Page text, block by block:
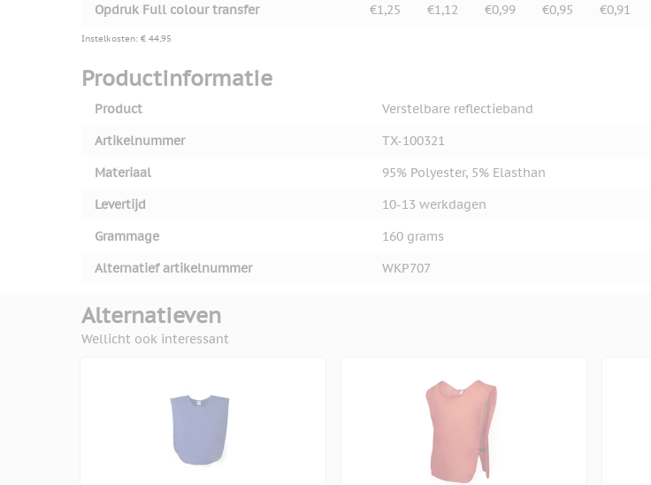
Opdruk Full colour transfer
€1,25 €1,12 €0,99 €0,95 €0,91
Instelkosten: € 44,95
Productinformatie
Product
Verstelbare reflectieband
Artikelnummer
TX-100321
Materiaal
95% Polyester, 5% Elasthan
Levertijd
10-13 werkdagen
Grammage
160 grams
Alternatief artikelnummer
WKP707
Alternatieven
Wellicht ook interessant